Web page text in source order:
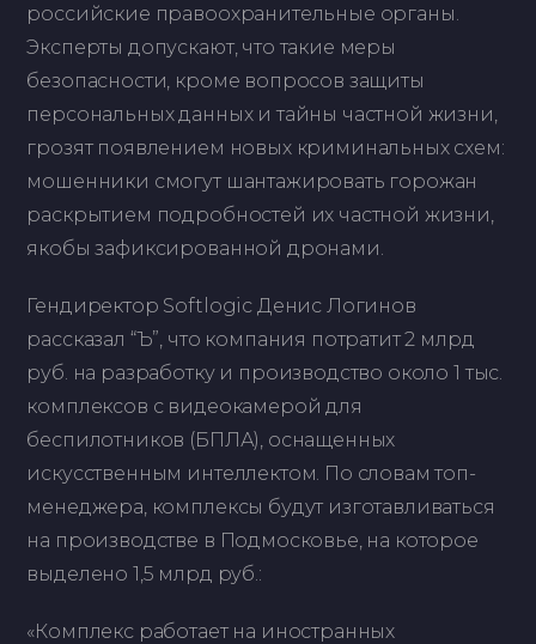
российские правоохранительные органы.
Эксперты допускают, что такие меры
безопасности, кроме вопросов защиты
персональных данных и тайны частной жизни,
грозят появлением новых криминальных схем:
мошенники смогут шантажировать горожан
раскрытием подробностей их частной жизни,
якобы зафиксированной дронами.
Гендиректор Softlogic Денис Логинов
рассказал “Ъ”, что компания потратит 2 млрд
руб. на разработку и производство около 1 тыс.
комплексов с видеокамерой для
беспилотников (БПЛА), оснащенных
искусственным интеллектом. По словам топ-
менеджера, комплексы будут изготавливаться
на производстве в Подмосковье, на которое
выделено 1,5 млрд руб.:
«Комплекс работает на иностранных